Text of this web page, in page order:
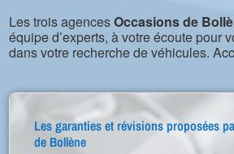
Les trois agencesOccasions de
équipe d’experts, à votre écoute pour
dans votre recherche de véhicules.
Les garanties et révisions proposées
de Bollène